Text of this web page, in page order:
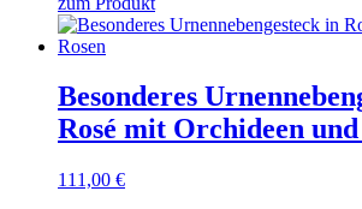
Besonderes
Rosé mit Orchideen und
111,00 €